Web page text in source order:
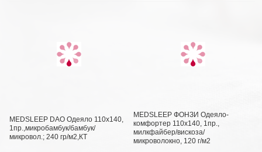
MEDSLEEP DAO Одеяло 110х140,
1пр.,микробамбук/бамбук/
микровол.; 240 гр/м2,КТ
MEDSLEEP ФОНЗИ Одеяло-
комфортер 110х140, 1пр.,
милкфайбер/вискоза/
микроволокно, 120 г/м2